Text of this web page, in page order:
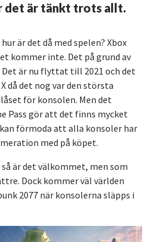
det är tänkt trots allt.
är det då med spelen? Xbox
kommer inte. Det på grund av
Det är nu flyttat till 2021 och det
då det nog var den största
för konsolen. Men det
Pass gör att det finns mycket
förmoda att alla konsoler har
med på köpet.
är det välkommet, men som
Dock kommer väl världen
2077 när konsolerna släpps i